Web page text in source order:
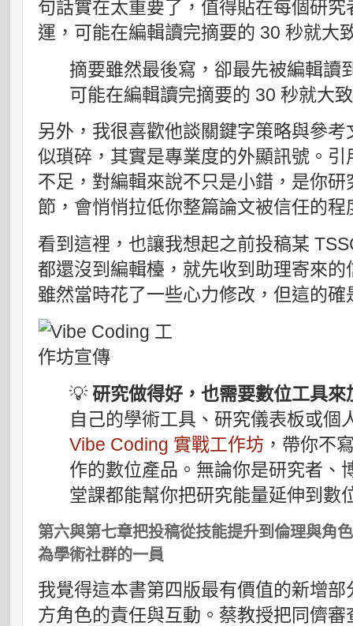
句話實在太重要了，值得貼在每個研
運，可能在編輯讀完摘要的 30 秒就大
摘要雖然最後寫，卻最先被編輯
可能在編輯讀完摘要的 30 秒就大
另外，我很喜歡他談關鍵字策略與參
似瑣碎，其實是專業度的外顯訊號。
不足，對編輯來說不只是小錯，是你
節，會悄悄拉低你整篇論文被信任的程
看到這裡，也讓我想起之前投稿某
都還沒到編輯檯，就先收到助理寄來
雖然當時花了一些心力修改，但這的
💡研究做得好，也需要數位工具來
自己的學術工具、研究儀表板或個
Vibe Coding 實戰工作坊 ，帶你不
作的數位產品。無論你是研究者、
堂課都能幫你把研究能量延伸到數
第六與第七章把投稿從技能提升到倫理與角
為學術社群的一員
我覺得這本書第四版最有價值的新增
方角色的責任與互動。蔡教授把同儕